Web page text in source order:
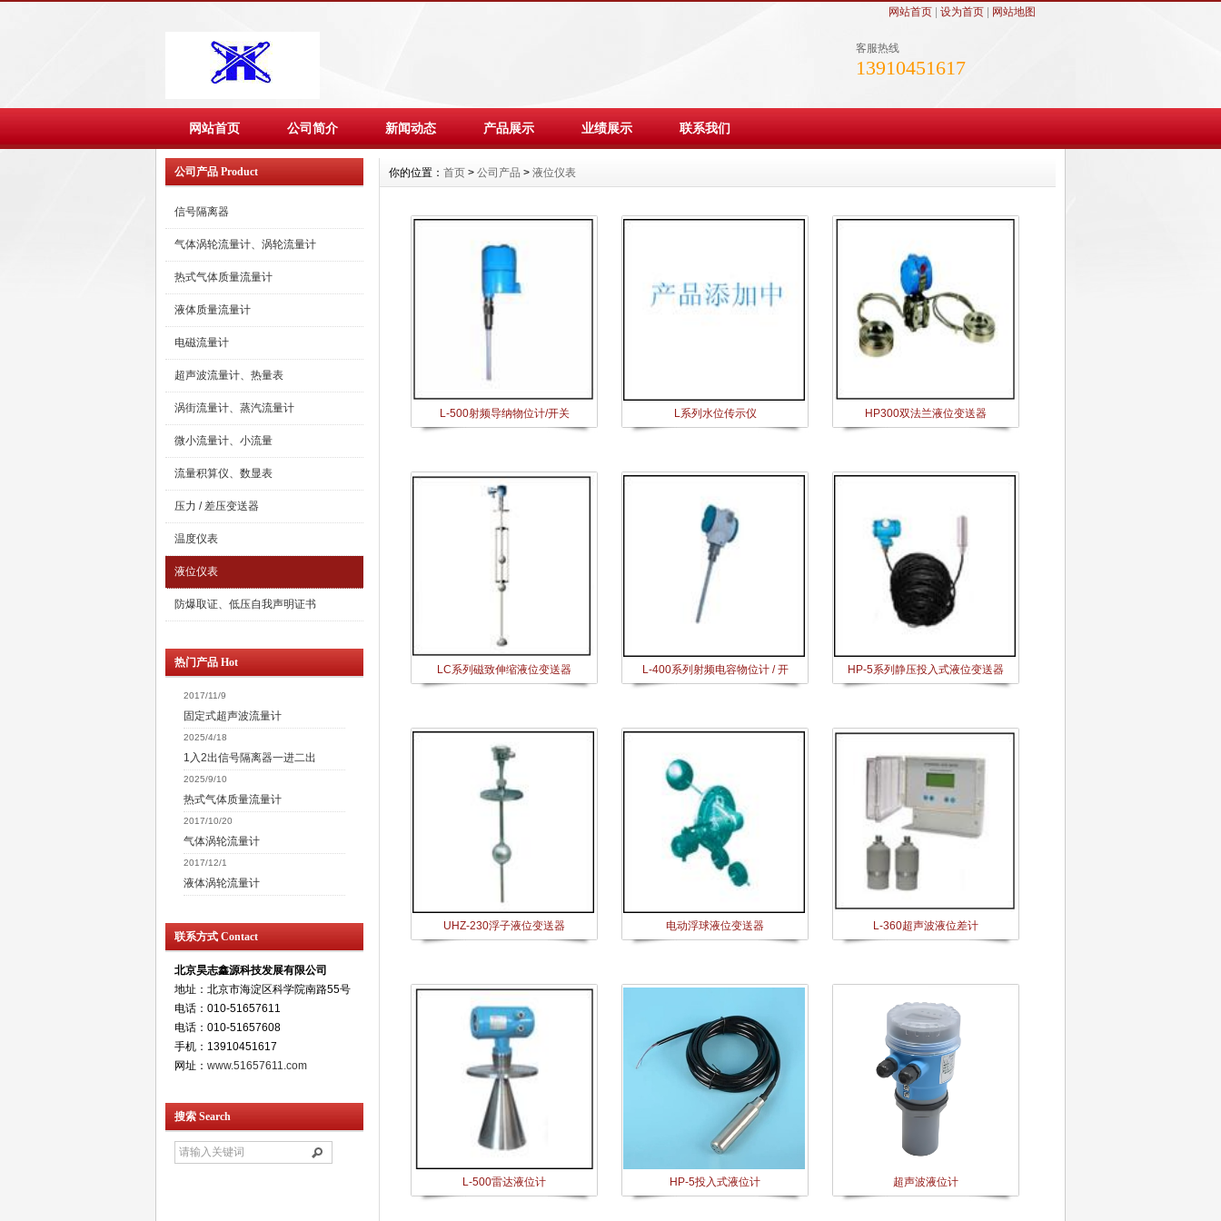
网站首页| 设为首页| 网站地图
客服热线
13910451617
网站首页 公司简介 新闻动态 产品展示 业绩展示 联系我们
公司产品 Product
信号隔离器
气体涡轮流量计、涡轮流量计
热式气体质量流量计
液体质量流量计
电磁流量计
超声波流量计、热量表
涡街流量计、蒸汽流量计
微小流量计、小流量
流量积算仪、数显表
压力 / 差压变送器
温度仪表
液位仪表
防爆取证、低压自我声明证书
热门产品 Hot
2017/11/9
固定式超声波流量计
2025/4/18
1入2出信号隔离器一进二出
2025/9/10
热式气体质量流量计
2017/10/20
气体涡轮流量计
2017/12/1
液体涡轮流量计
联系方式 Contact
北京昊志鑫源科技发展有限公司
地址：北京市海淀区科学院南路55号
电话：010-51657611
电话：010-51657608
手机：13910451617
网址： www.51657611.com
搜索 Search
你的位置： 首页 > 公司产品 > 液位仪表
L-500射频导纳物位计/开关 L系列水位传示仪 HP300双法兰液位变送器
LC系列磁致伸缩液位变送器 L-400系列射频电容物位计 / 开 HP-5系列静压投入式液位变送器
UHZ-230浮子液位变送器 电动浮球液位变送器 L-360超声波液位差计
L-500雷达液位计 HP-5投入式液位计 超声波液位计